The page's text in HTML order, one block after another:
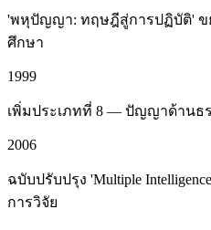
'พหุปัญญา: ทฤษฎีสู่การปฏิบัติ' ข
ศึกษา
1999
เพิ่มประเภทที่ 8 — ปัญญาด้านธ
2006
ฉบับปรับปรุง 'Multiple
การวิจัย